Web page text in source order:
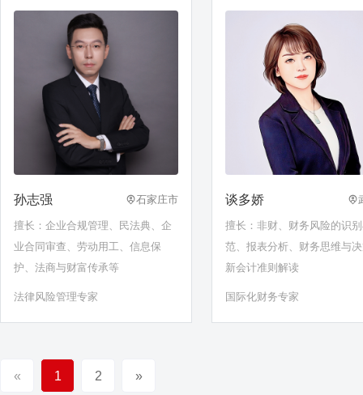
孙志强 石家庄市
擅长：企业合规管理、民法典、企
业合同审查、劳动用工、信息保
护、法商与财富传承等
法律风险管理专家
谈多娇
擅长：非财、财务风险的识
范、报表分析、财务思维与
新会计准则解读
国际化财务专家
« 1 2 »